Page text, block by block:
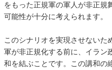
をもった正規軍の軍人が非正規
可能性が十分に考えられます。
このシナリオを実現させないた
軍が非正規化する前に、イラン
和を結ぶことです。この講和の